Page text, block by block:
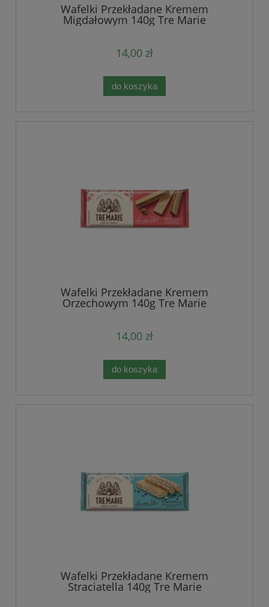
Wafelki Przekładane Kremem
Migdałowym 140g Tre Marie
14,00 zł
do koszyka
Wafelki Przekładane Kremem
Orzechowym 140g Tre Marie
14,00 zł
do koszyka
Wafelki Przekładane Kremem
Straciatella 140g Tre Marie